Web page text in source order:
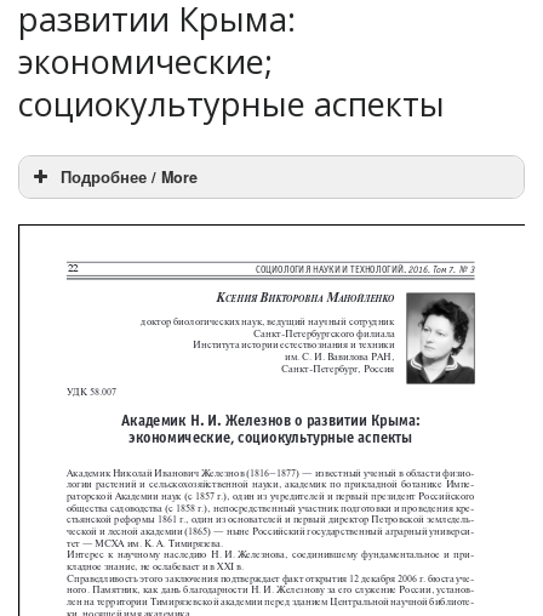
развитии Крыма:
экономические;
социокультурные аспекты
Подробнее / More